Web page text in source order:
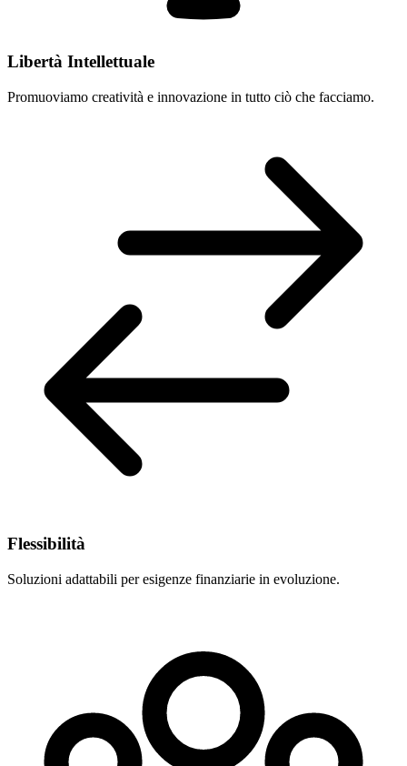
Libertà Intellettuale
Promuoviamo creatività e innovazione in tutto ciò che facciamo.
Flessibilità
Soluzioni adattabili per esigenze finanziarie in evoluzione.